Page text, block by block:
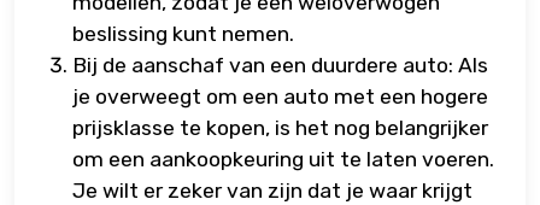
beslissing kunt nemen.
Bij de aanschaf van een duurdere auto: Als
je overweegt om een auto met een hogere
prijsklasse te kopen, is het nog belangrijker
om een aankoopkeuring uit te laten voeren.
Je wilt er zeker van zijn dat je waar krijgt